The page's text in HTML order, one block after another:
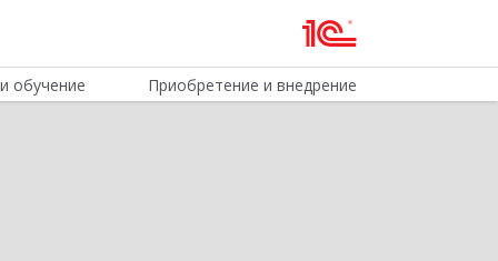
обучение Приобретение и внедрение